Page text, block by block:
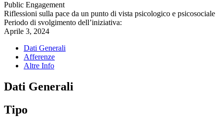
Public Engagement
Riflessioni sulla pace da un punto di vista psicologico e psicosociale
Periodo di svolgimento dell’iniziativa:
Aprile 3, 2024
Dati Generali
Afferenze
Altre Info
Dati Generali
Tipo